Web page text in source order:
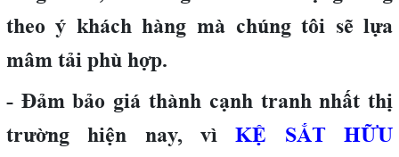
theo ý khách hàng mà chúng tôi sẽ lựa
mâm tải phù hợp.
- Đảm bảo giá thành cạnh tranh nhất thị
trường hiện nay, vìKỆ SẮT HỮU